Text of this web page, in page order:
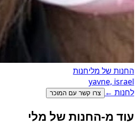
החנות של מליחנות
yavne, israel
לחנות ←
צרו קשר עם המוכר
עוד מ-החנות של מלי